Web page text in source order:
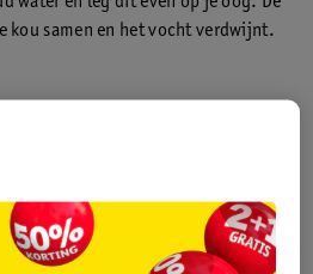
kou samen en het vocht verdwijnt.
en trakteer je huid op een
onder je ogen en de huid rond je